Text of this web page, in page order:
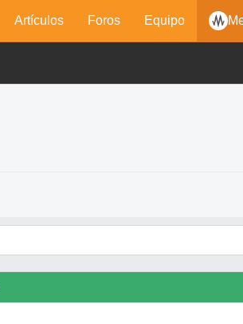
Artículos Foros Equipo